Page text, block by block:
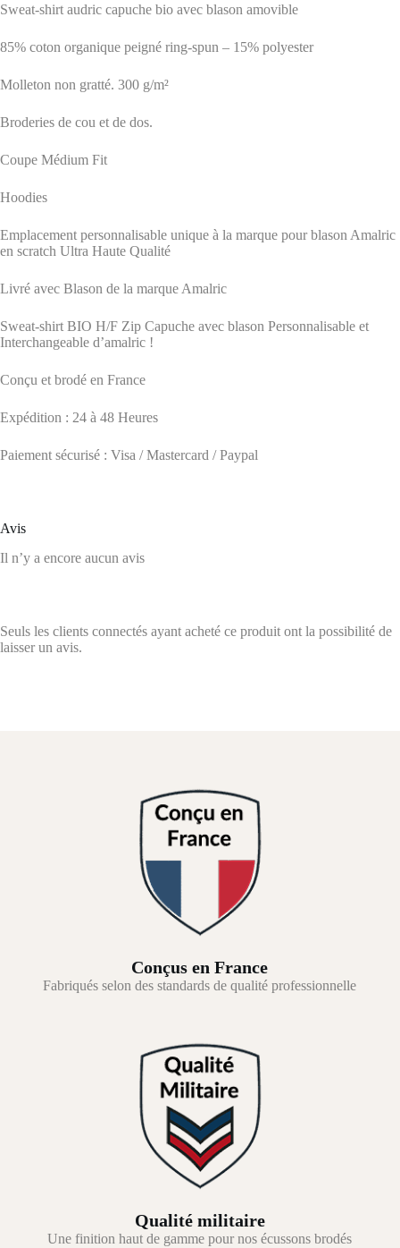
Sweat-shirt audric capuche bio avec blason amovible
85% coton organique peigné ring-spun – 15% polyester
Molleton non gratté. 300 g/m²
Broderies de cou et de dos.
Coupe Médium Fit
Hoodies
Emplacement personnalisable unique à la marque pour blason Amalric
en scratch Ultra Haute Qualité
Livré avec Blason de la marque Amalric
Sweat-shirt BIO H/F Zip Capuche avec blason Personnalisable et
Interchangeable d’amalric !
Conçu et brodé en France
Expédition : 24 à 48 Heures
Paiement sécurisé : Visa / Mastercard / Paypal
Avis
Il n’y a encore aucun avis
Seuls les clients connectés ayant acheté ce produit ont la possibilité de
laisser un avis.
Conçus en France
Fabriqués selon des standards de qualité professionnelle
Qualité militaire
Une finition haut de gamme pour nos écussons brodés